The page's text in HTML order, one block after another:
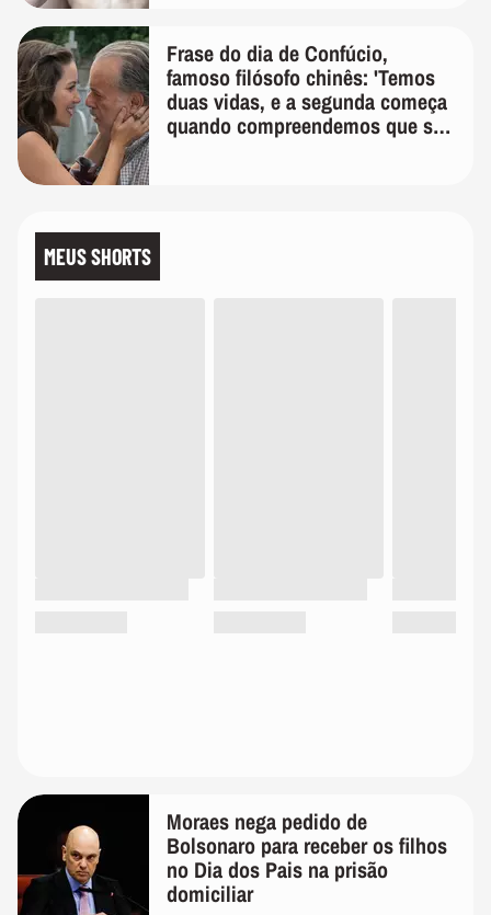
Frase do dia de Confúcio,
famoso filósofo chinês: 'Temos
duas vidas, e a segunda começa
quando compreendemos que só
MEUS SHORTS
Moraes nega pedido de
Bolsonaro para receber os filhos
no Dia dos Pais na prisão
domiciliar